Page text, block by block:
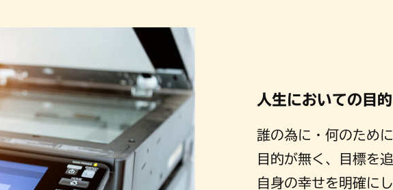
人生においての目
誰の為に・何のため
目的が無く、目標を
自身の幸せを明確に